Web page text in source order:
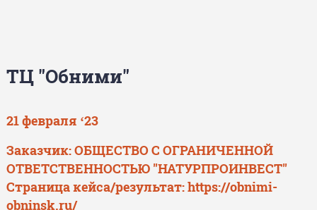
ТЦ "Обними"
21 февраля ‘23
Заказчик: ОБЩЕСТВО С ОГРАНИЧЕННОЙ
ОТВЕТСТВЕННОСТЬЮ "НАТУРПРОИНВЕСТ"
Страница кейса/результат:https://obnimi-
obninsk.ru/